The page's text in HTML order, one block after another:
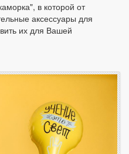
в которой от
аксессуары для
их для Вашей